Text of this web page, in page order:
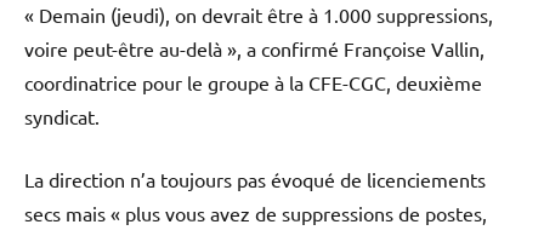
« Demain (jeudi), on devrait être à 1.000 suppressions,
voire peut-être au-delà », a confirmé Françoise Vallin,
coordinatrice pour le groupe à la CFE-CGC, deuxième
syndicat.
La direction n’a toujours pas évoqué de licenciements
secs mais « plus vous avez de suppressions de postes,